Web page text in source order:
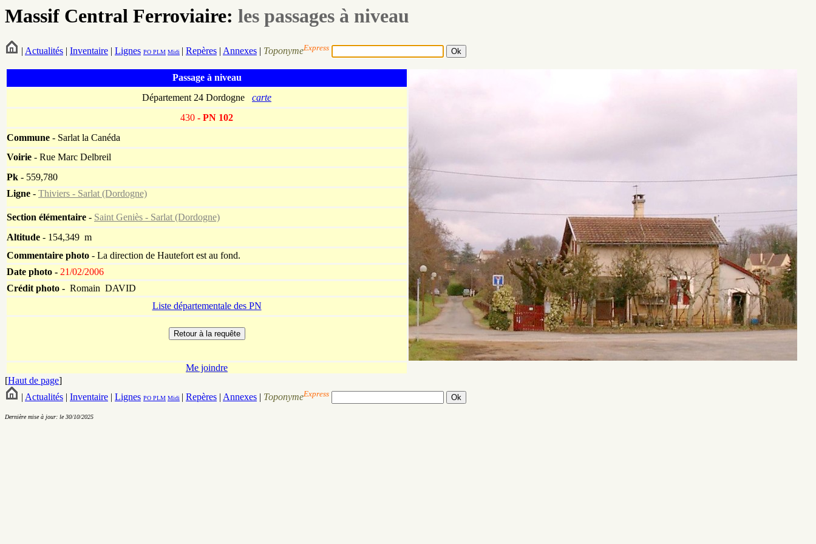
Massif Central Ferroviaire: les passages à niveau
| Actualités | Inventaire | Lignes PO PLM Midi | Repères | Annexes | ToponymeExpress
Passage à niveau
Département 24 Dordogne carte
430 - PN 102
Commune - Sarlat la Canéda
Voirie - Rue Marc Delbreil
Pk - 559,780
Ligne - Thiviers - Sarlat (Dordogne)
Section élémentaire - Saint Geniès - Sarlat (Dordogne)
Altitude - 154,349 m
Commentaire photo - La direction de Hautefort est au fond.
Date photo - 21/02/2006
Crédit photo - Romain DAVID
Liste départementale des PN
Me joindre
[Haut de page]
| Actualités | Inventaire | Lignes PO PLM Midi | Repères | Annexes | ToponymeExpress
Dernière mise à jour: le 30/10/2025